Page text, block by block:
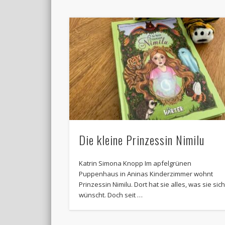
Die kleine Prinzessin Nimilu
Katrin Simona Knopp Im apfelgrünen
Puppenhaus in Aninas Kinderzimmer wohnt
Prinzessin Nimilu. Dort hat sie alles, was sie sich
wünscht. Doch seit …